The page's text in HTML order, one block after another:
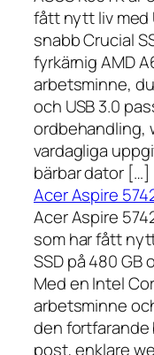
fått nytt liv med
snabb Crucial
fyrkärnig AMD
arbetsminne,
och USB 3.0
ordbehandling,
vardagliga
bärbar dator […]
Acer Aspire
Acer Aspire
som har fått
SSD på 480 GB
Med en Intel
arbetsminne
den fortfarande
post, enklare